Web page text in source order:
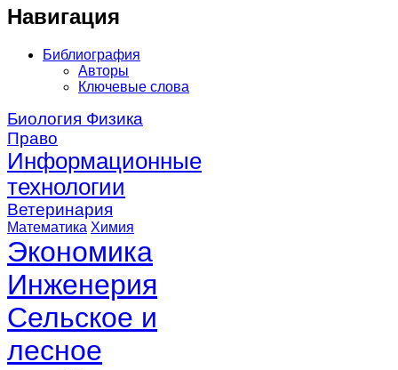
Навигация
Библиография
Авторы
Ключевые слова
Биология Физика
Право
Информационные
технологии
Ветеринария
Математика Химия
Экономика
Инженерия
Сельское и
лесное